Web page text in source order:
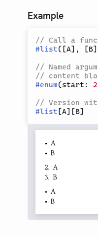
Content
Array
Dictionary
Function
Arguments
Selector
Module
元信息
Example
// Call a
#list( [A] , [B]
// Named
// content
#enum(start : 2
// Version
#list [A] [B]